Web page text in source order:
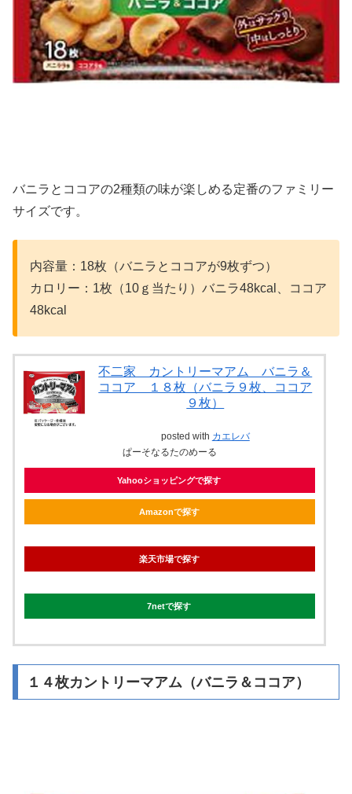
バニラとココアの2種類の味が楽しめる定番のファミリー
サイズです。
内容量：18枚（バニラとココアが9枚ずつ）
カロリー：1枚（10ｇ当たり）バニラ48kcal、ココア
48kcal
不二家 カントリーマアム バニラ＆
ココア １８枚（バニラ９枚、ココア
９枚）
posted with カエレバ
ぱーそなるたのめーる
Yahooショッピングで探す
Amazonで探す
楽天市場で探す
7netで探す
１４枚カントリーマアム（バニラ＆ココア）